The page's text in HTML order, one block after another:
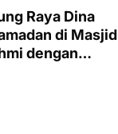
Raya Dina
di Masjid
dengan